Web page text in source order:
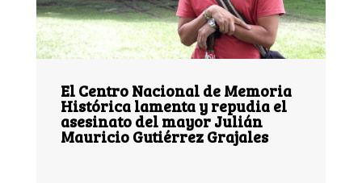
El Centro Nacional de Memoria
Histórica lamenta y repudia el
asesinato del mayor Julián
Mauricio Gutiérrez Grajales